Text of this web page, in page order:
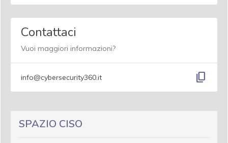
Contattaci
Vuoi maggiori informazioni?
info@cybersecurity360.it content_copy
SPAZIO CISO